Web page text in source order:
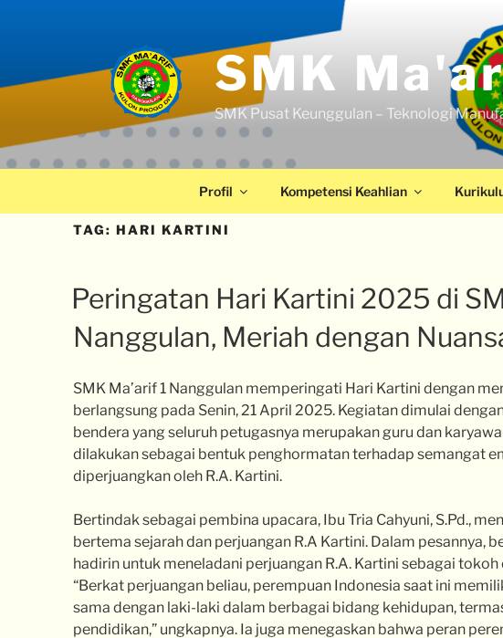
SMK
SMK Pusat Keunggulan – Teknologi
Profil Kompetensi Keahlian
TAG: HARI KARTINI
Peringatan Hari Kartini 2025 di
Nanggulan, Meriah dengan
SMK Ma’arif 1 Nanggulan memperingati Hari Kartini dengan
berlangsung pada Senin, 21 April 2025. Kegiatan dimulai
bendera yang seluruh petugasnya merupakan guru dan
dilakukan sebagai bentuk penghormatan terhadap semangat
diperjuangkan oleh R.A. Kartini.
Bertindak sebagai pembina upacara, Ibu Tria Cahyuni, S.Pd.,
bertema sejarah dan perjuangan R.A Kartini. Dalam pesannya,
hadirin untuk meneladani perjuangan R.A. Kartini sebagai
“Berkat perjuangan beliau, perempuan Indonesia saat ini
sama dengan laki-laki dalam berbagai bidang kehidupan,
pendidikan,” ungkapnya. Ia juga menegaskan bahwa peran